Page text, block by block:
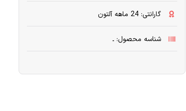
گارانتی: 24 ماهه آلتون
شناسه محصول: ـ